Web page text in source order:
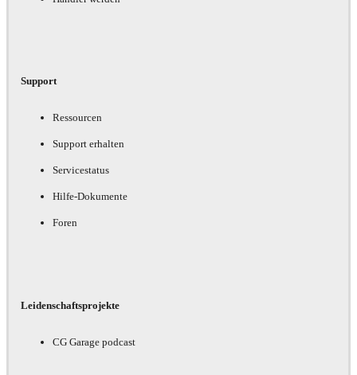
Support
Ressourcen
Support erhalten
Servicestatus
Hilfe-Dokumente
Foren
Leidenschaftsprojekte
CG Garage podcast